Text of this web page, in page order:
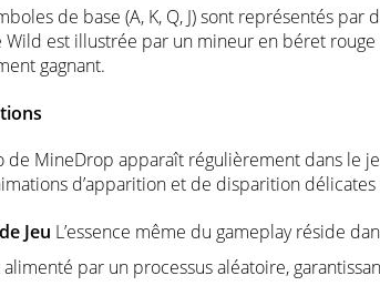
de base (A, K, Q, J) sont représentés par
Wild est illustrée par un mineur en béret
gagnant.
de MineDrop apparaît régulièrement dans le
d’apparition et de disparition
Jeu L’essence même du gameplay réside
par un processus aléatoire,